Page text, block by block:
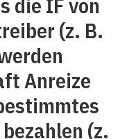
die IF von
(z. B.
Anreize
(z.